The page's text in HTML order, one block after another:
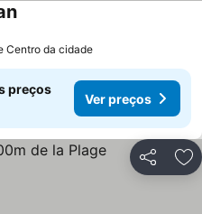
Ver preços
Centro da cidade
preços
Ver preços
Partilhar